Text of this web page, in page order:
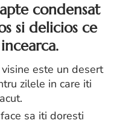
condensat
si delicios ce
este un desert
zilele in care iti
sa iti doresti